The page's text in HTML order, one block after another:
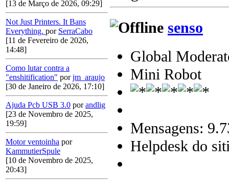
[13 de Março de 2026, 09:29]
Not Just Printers. It Bans
Everything. por SerraCabo
[11 de Fevereiro de 2026,
14:48]
Como lutar contra a
"enshitification" porjm_araujo
[30 de Janeiro de 2026, 17:10]
Ajuda Pcb USB 3.0 porandlig
[23 de Novembro de 2025,
19:59]
Motor ventoinha por
KammutierSpule
[10 de Novembro de 2025,
20:43]
senso
Global
Mini Robot
Mensagens:
Helpdesk do